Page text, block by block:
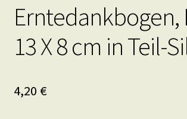
Erntedankbogen,
13 X 8 cm in Teil-
4,20 €